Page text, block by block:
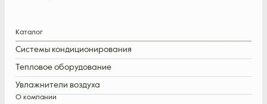
Каталог
Системы кондиционирования
Тепловое оборудование
Увлажнители воздуха
О компании